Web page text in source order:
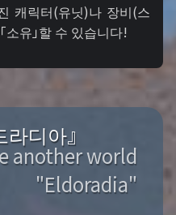
캐릭터(유닛)나 장비(스
유」할 수 있습니다!
디아』
another world
"Eldoradia"